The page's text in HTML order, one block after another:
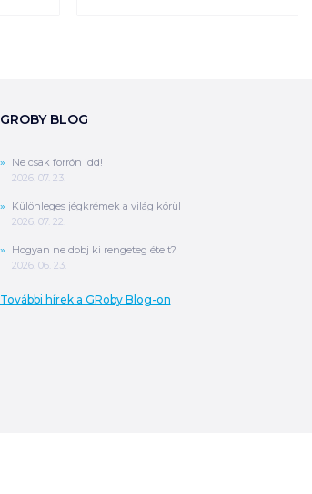
GROBY BLOG
Ne csak forrón idd!
2026. 07. 23.
Különleges jégkrémek a világ körül
2026. 07. 22.
Hogyan ne dobj ki rengeteg ételt?
2026. 06. 23.
További hírek a GRoby Blog-on